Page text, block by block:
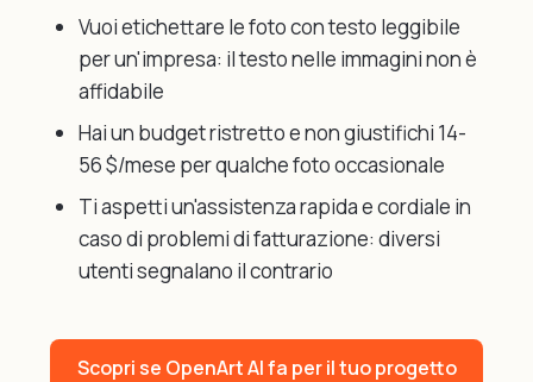
Vuoi etichettare le foto con testo leggibile
per un'impresa: il testo nelle immagini non è
affidabile
Hai un budget ristretto e non giustifichi 14-
56 $/mese per qualche foto occasionale
Ti aspetti un'assistenza rapida e cordiale in
caso di problemi di fatturazione: diversi
utenti segnalano il contrario
Scopri se OpenArt AI fa per il tuo progetto